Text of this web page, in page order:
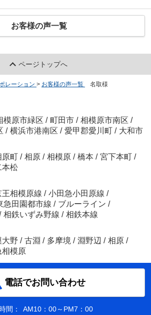
お客様の声一覧
ページトップへ
レーション > お客様の声一覧 名取様
模原市緑区 / 町田市 / 相模原市南区 /
/ 横浜市港南区 / 愛甲郡愛川町 / 大和市
原町 / 相原 / 相模原 / 橋本 / 宮下本町 /
本松
王相模原線 / 小田急小田原線 /
急田園都市線 / ブルーライン /
相鉄いずみ野線 / 相鉄本線
大野 / 古淵 / 多摩境 / 淵野辺 / 相原 /
相模原
電話でお問い合わせ
間：
AM10：00～PM7：00